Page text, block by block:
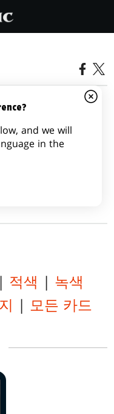
| 적색 | 녹색
| 모든 카드
and we will
in the